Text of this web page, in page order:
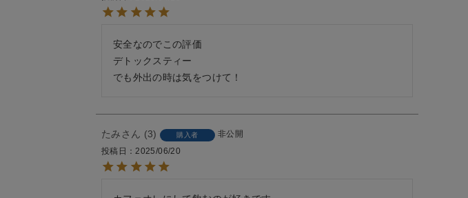
安全なのでこの評価
デトックスティー
たみ 3 購入者
非公開
投稿日
2025/06/20